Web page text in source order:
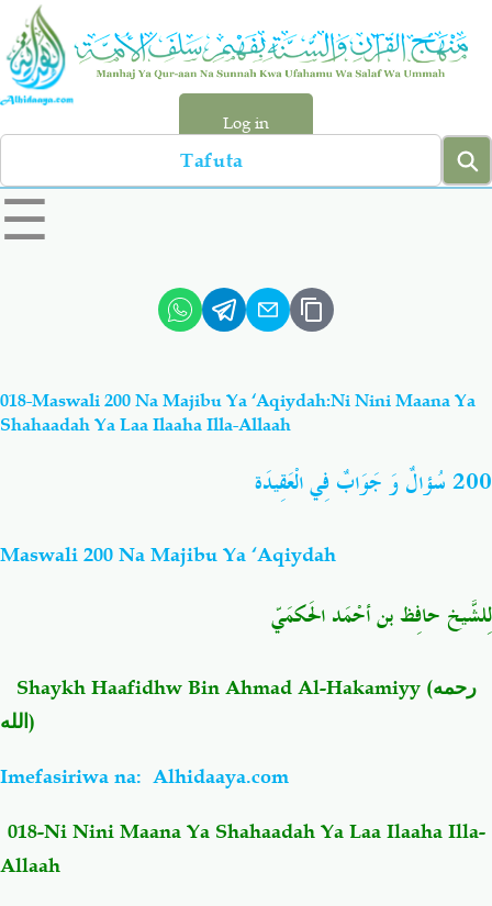
Skip
main
content
Log in
Search
left
sidebar
☰
Hadiyth
Aqiydah Manhaj
Bid-'ah (Uzushi)
Salaf Wa Ummah Firaq-Makundi
Duaa-Adhkaar
Fataawa Za Ulamaa Kauli Za Salaf
Chemsha Bongo
018-Maswali 200 Na Majibu Ya ‘Aqiydah:Ni Nini Maana Ya
Shahaadah Ya Laa Ilaaha Illa-Allaah
200سُؤالٌ وَ جَوَابٌ فِي الْعَقِيدَة
Maswali 200 Na Majibu Ya ‘Aqiydah
لِلشَّيخ حافِظ بن أحْمَد الحَكمَيّ
Shaykh Haafidhw Bin Ahmad Al-Hakamiyy (رحمه
الله )
Imefasiriwa na: Alhidaaya.com
018-Ni Nini Maana Ya Shahaadah Ya Laa Ilaaha Illa-
Allaah